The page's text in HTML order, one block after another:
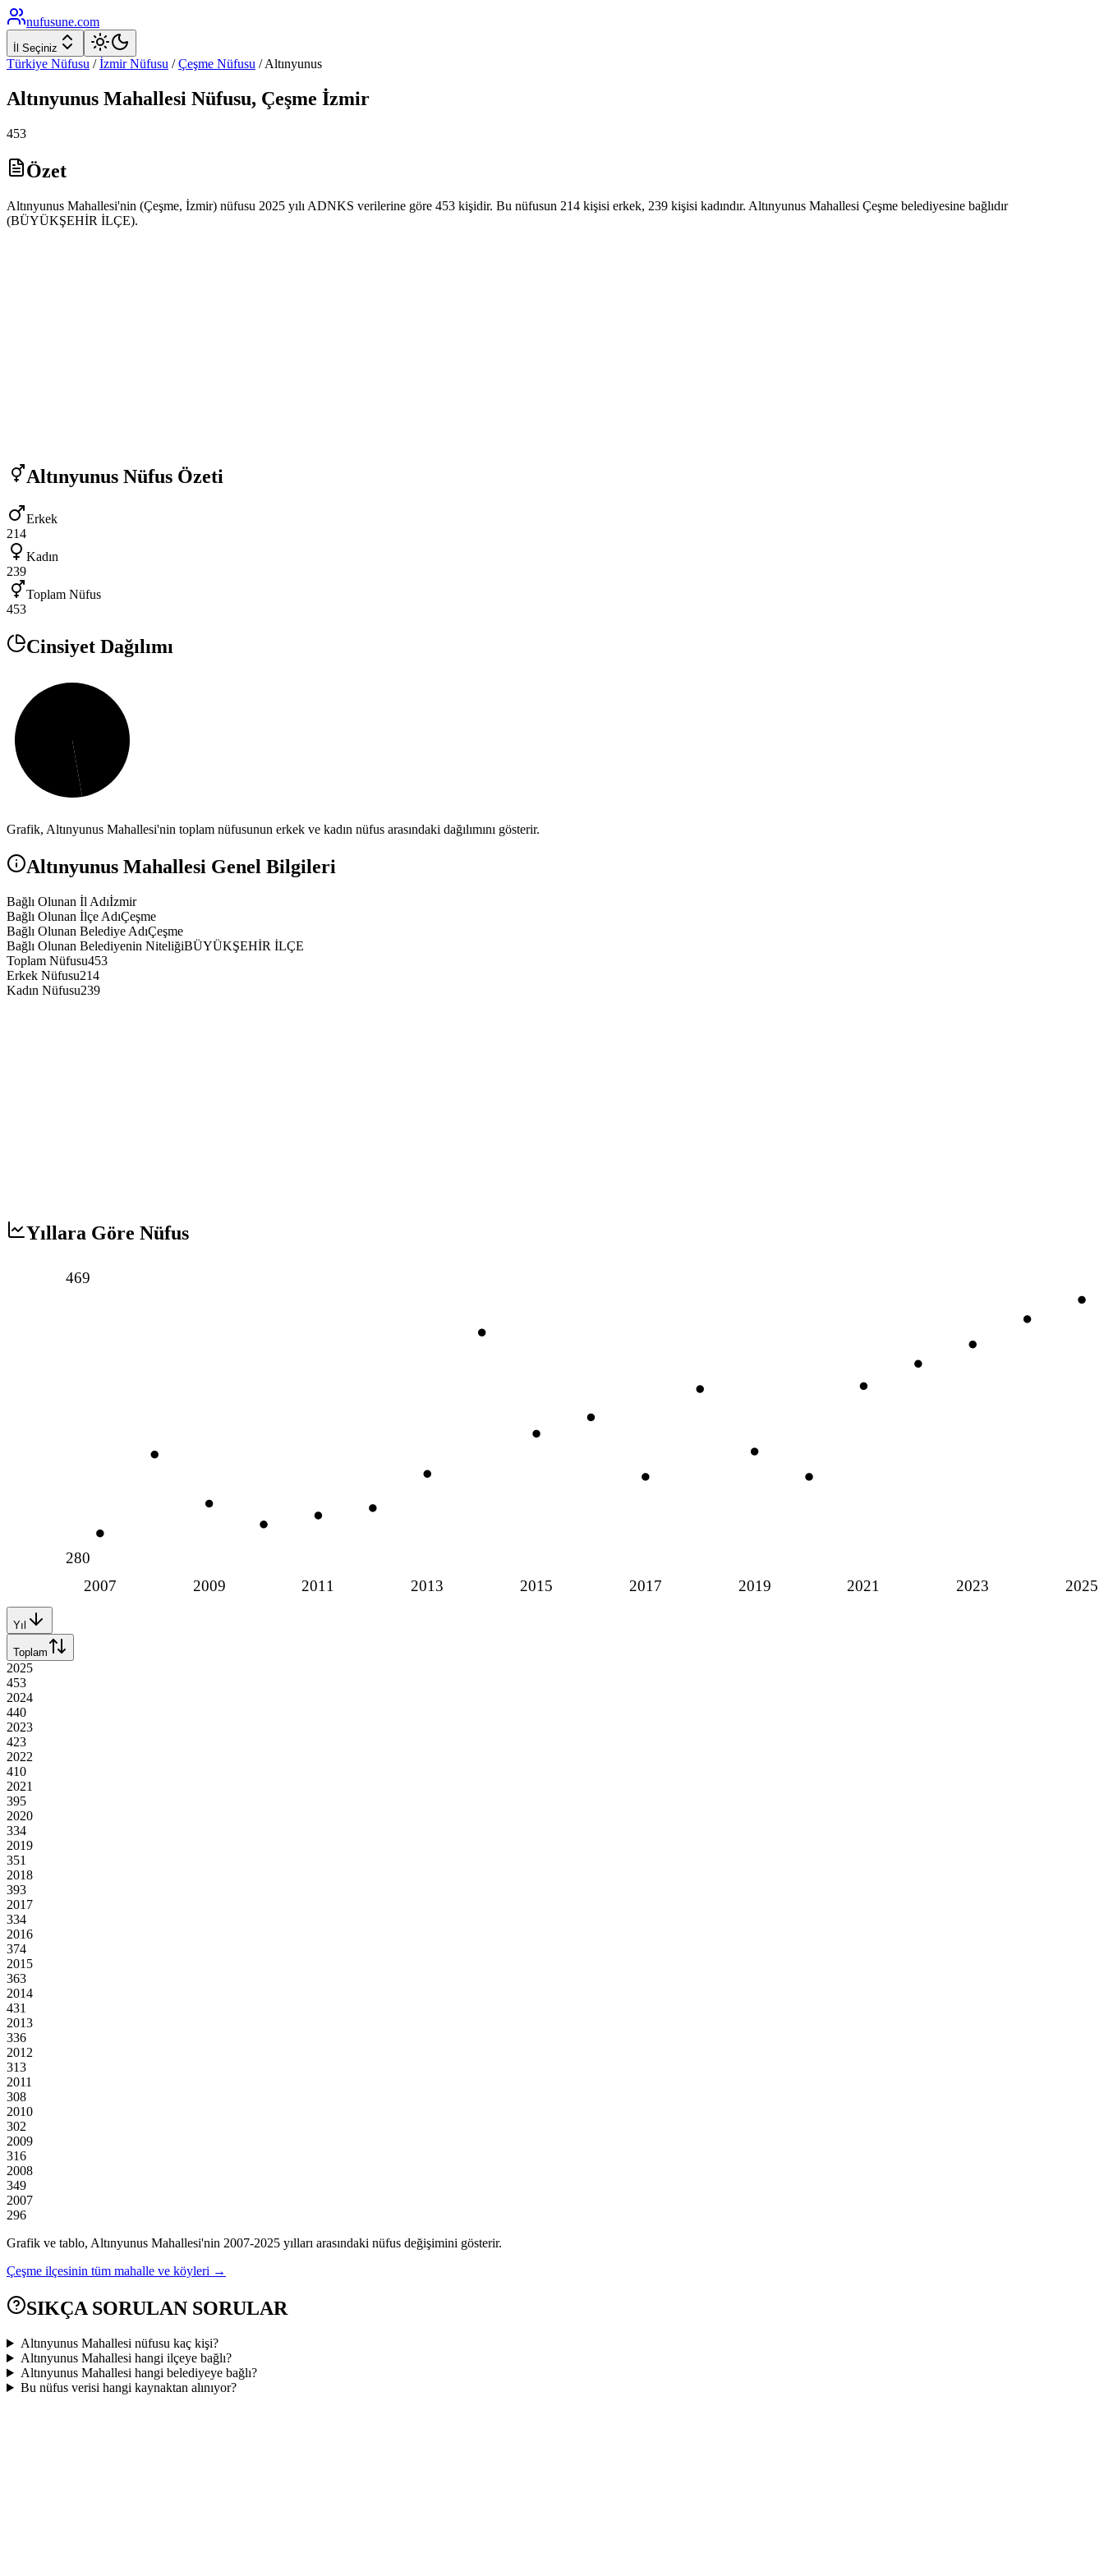
nufusune.com
İl Seçiniz
Türkiye Nüfusu / İzmirNüfusu / Çeşme Nüfusu /Altınyunus
Altınyunus Mahallesi Nüfusu, Çeşme İzmir
453
Özet
Altınyunus Mahallesi'nin (Çeşme, İzmir) nüfusu 2025 yılı ADNKS verilerine göre 453 kişidir. Bu nüfusun 214 kişisi erkek, 239 kişisi kadındır. Altınyunus Mahallesi Çeşme belediyesine bağlıdır
(BÜYÜKŞEHİR İLÇE).
Altınyunus Nüfus Özeti
Erkek
214
Kadın
239
Toplam Nüfus
453
Cinsiyet Dağılımı
Grafik, Altınyunus Mahallesi'nin toplam nüfusunun erkek ve kadın nüfus arasındaki dağılımını gösterir.
Altınyunus Mahallesi Genel Bilgileri
Bağlı Olunan İl Adıİzmir
Bağlı Olunan İlçe AdıÇeşme
Bağlı Olunan Belediye AdıÇeşme
Bağlı Olunan Belediyenin NiteliğiBÜYÜKŞEHİR İLÇE
Toplam Nüfusu453
Erkek Nüfusu214
Kadın Nüfusu239
Yıllara Göre Nüfus
2007 2009 2011 2013 2015 2017 2019 2021 2023 2025
469
280
Yıl
Toplam
2025
453
2024
440
2023
423
2022
410
2021
395
2020
334
2019
351
2018
393
2017
334
2016
374
2015
363
2014
431
2013
336
2012
313
2011
308
2010
302
2009
316
2008
349
2007
296
Grafik ve tablo, Altınyunus Mahallesi'nin 2007-2025 yılları arasındaki nüfus değişimini gösterir.
Çeşme ilçesinin tüm mahalle ve köyleri →
SIKÇA SORULAN SORULAR
Altınyunus Mahallesi nüfusu kaç kişi?
Altınyunus Mahallesi hangi ilçeye bağlı?
Altınyunus Mahallesi hangi belediyeye bağlı?
Bu nüfus verisi hangi kaynaktan alınıyor?